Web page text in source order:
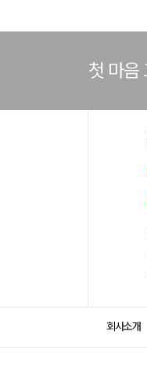
첫 마음
회사소개